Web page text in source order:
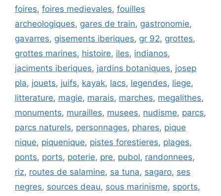
foires, foires medievales, fouilles
archeologiques, gares de train, gastronomie,
gavarres, gisements iberiques, gr 92, grottes,
grottes marines, histoire, iles, indianos,
jaciments iberiques, jardins botaniques, josep
pla, jouets, juifs, kayak, lacs, legendes, liege,
litterature, magie, marais, marches, megalithes,
monuments, murailles, musees, nudisme, parcs,
parcs naturels, personnages, phares, pique
nique, piquenique, pistes forestieres, plages,
ponts, ports, poterie, pre, pubol, randonnees,
riz, routes de salamine, sa tuna, sagaro, ses
negres, sources deau, sous marinisme, sports,